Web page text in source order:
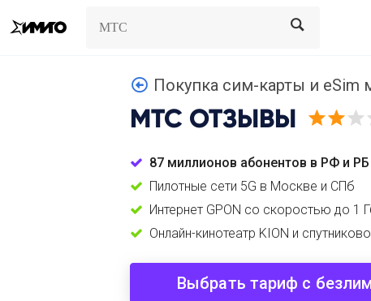
Search
Покупка сим-карты и
МТС ОТЗЫВЫ
87 миллионов абонентов в РФ и РБ
Пилотные сети 5G в Москве и СПб
Интернет GPON со скоростью до 1
Онлайн-кинотеатр KION и
Выбрать тариф с